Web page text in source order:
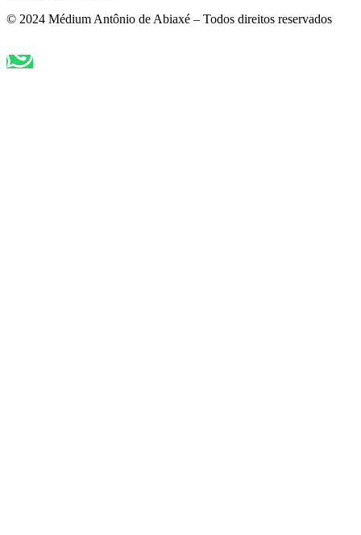
© 2024 Médium Antônio de Abiaxé – Todos direitos reservados